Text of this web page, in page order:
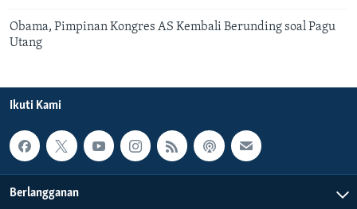
Obama, Pimpinan Kongres AS Kembali Berunding soal Pagu
Utang
Ikuti Kami
Berlangganan